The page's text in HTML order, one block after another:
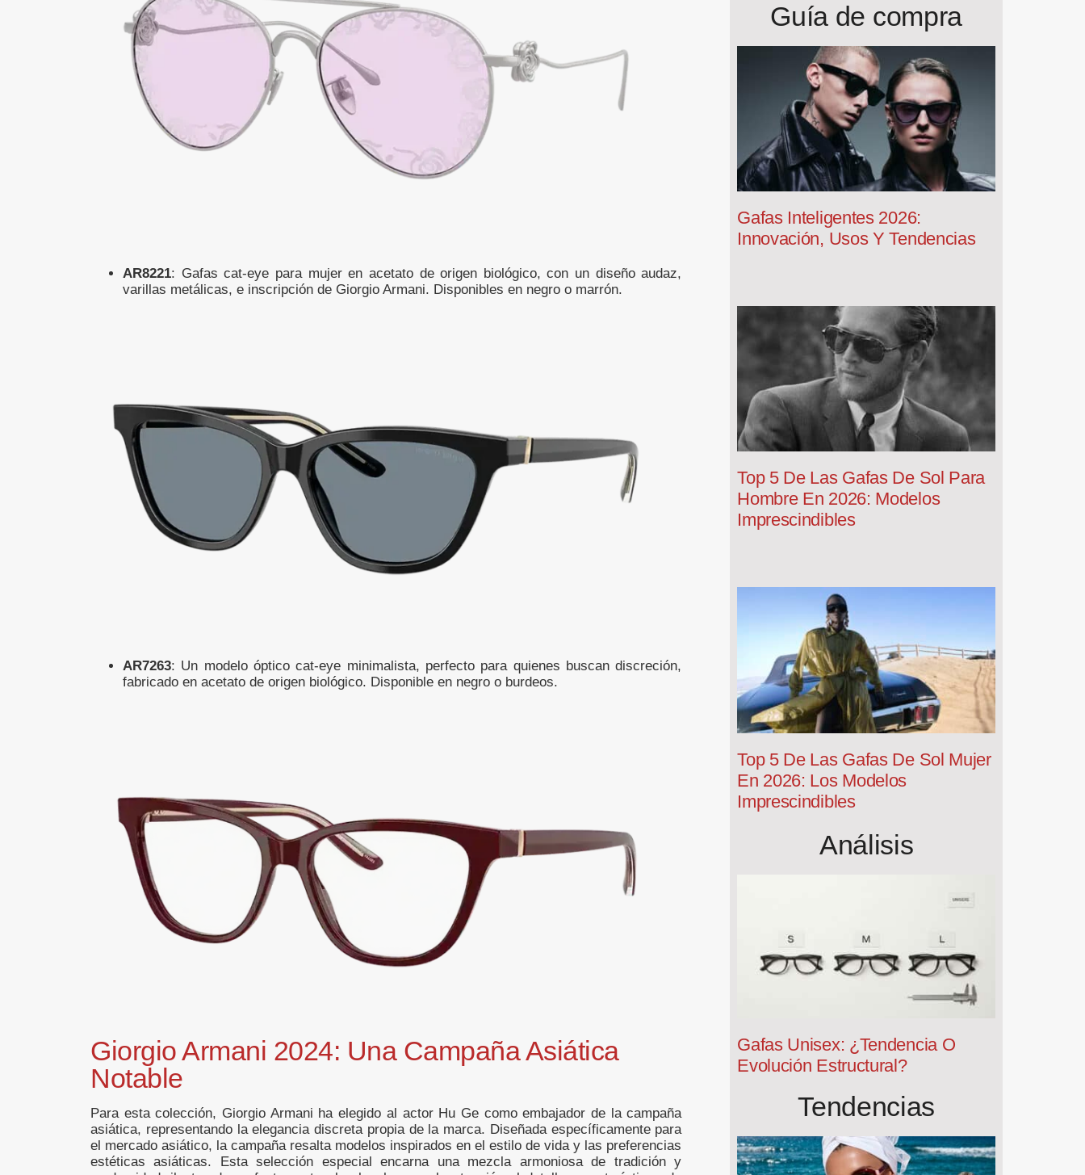
AR8221: Gafas cat-eye para mujer en acetato de origen biológico, con un diseño audaz,
varillas metálicas, e inscripción de Giorgio Armani. Disponibles en negro o marrón.
AR7263: Un modelo óptico cat-eye minimalista, perfecto para quienes buscan discreción,
fabricado en acetato de origen biológico. Disponible en negro o burdeos.
Giorgio Armani 2024: Una Campaña Asiática
Notable
Para esta colección, Giorgio Armani ha elegido al actor Hu Ge como embajador de la campaña
asiática, representando la elegancia discreta propia de la marca. Diseñada específicamente para
el mercado asiático, la campaña resalta modelos inspirados en el estilo de vida y las preferencias
estéticas asiáticas. Esta selección especial encarna una mezcla armoniosa de tradición y
Guía de compra
Gafas Inteligentes 2026:
Innovación, Usos Y Tendencias
Top 5 De Las Gafas De Sol Para
Hombre En 2026: Modelos
Imprescindibles
Top 5 De Las Gafas De Sol Mujer
En 2026: Los Modelos
Imprescindibles
Análisis
Gafas Unisex: ¿tendencia O
Evolución Estructural?
Tendencias